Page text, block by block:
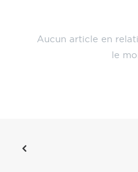
Aucun article en
le